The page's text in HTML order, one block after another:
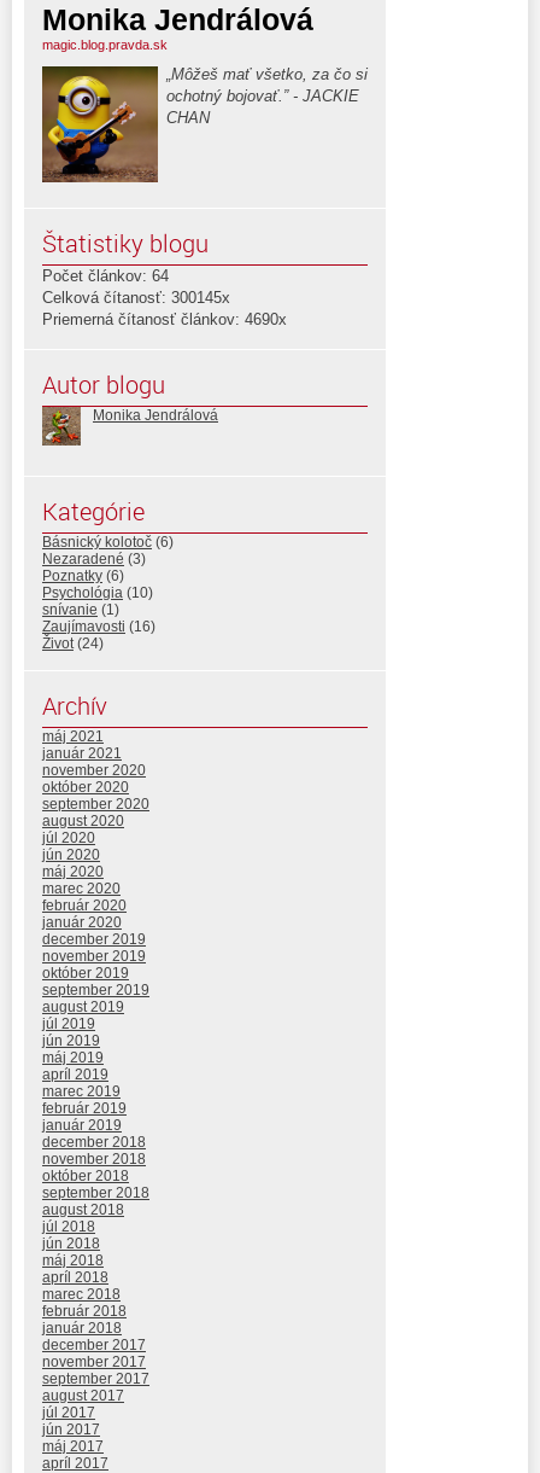
Monika Jendrálová
magic.blog.pravda.sk
„Môžeš mať všetko, za čo si
ochotný bojovať.” - JACKIE
CHAN
Štatistiky blogu
Počet článkov: 64
Celková čítanosť: 300145x
Priemerná čítanosť článkov: 4690x
Autor blogu
Monika Jendrálová
Kategórie
Básnický kolotoč (6)
Nezaradené (3)
Poznatky (6)
Psychológia (10)
snívanie (1)
Zaujímavosti (16)
Život (24)
Archív
máj 2021
január 2021
november 2020
október 2020
september 2020
august 2020
júl 2020
jún 2020
máj 2020
marec 2020
február 2020
január 2020
december 2019
november 2019
október 2019
september 2019
august 2019
júl 2019
jún 2019
máj 2019
apríl 2019
marec 2019
február 2019
január 2019
december 2018
november 2018
október 2018
september 2018
august 2018
júl 2018
jún 2018
máj 2018
apríl 2018
marec 2018
február 2018
január 2018
december 2017
november 2017
september 2017
august 2017
júl 2017
jún 2017
máj 2017
apríl 2017